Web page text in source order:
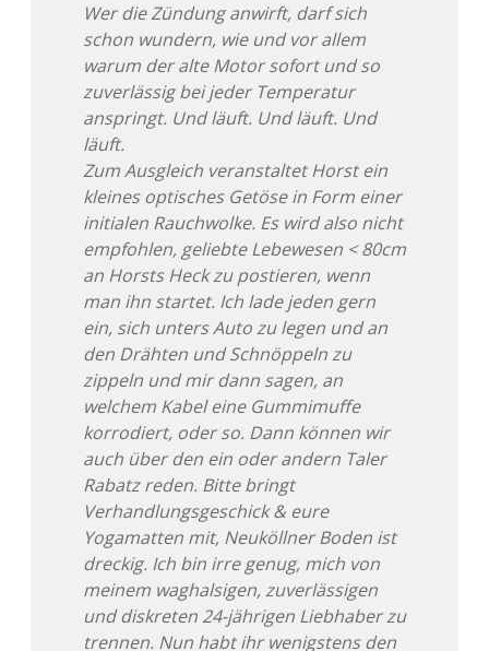
Wer die Zündung anwirft, darf sich
schon wundern, wie und vor allem
warum der alte Motor sofort und so
zuverlässig bei jeder Temperatur
anspringt. Und läuft. Und läuft. Und
läuft.
Zum Ausgleich veranstaltet Horst ein
kleines optisches Getöse in Form einer
initialen Rauchwolke. Es wird also nicht
empfohlen, geliebte Lebewesen < 80cm
an Horsts Heck zu postieren, wenn
man ihn startet. Ich lade jeden gern
ein, sich unters Auto zu legen und an
den Drähten und Schnöppeln zu
zippeln und mir dann sagen, an
welchem Kabel eine Gummimuffe
korrodiert, oder so. Dann können wir
auch über den ein oder andern Taler
Rabatz reden. Bitte bringt
Verhandlungsgeschick & eure
Yogamatten mit, Neuköllner Boden ist
dreckig. Ich bin irre genug, mich von
meinem waghalsigen, zuverlässigen
und diskreten 24-jährigen Liebhaber zu
trennen. Nun habt ihr wenigstens den